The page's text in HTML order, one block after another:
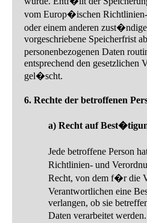
vom Europ�ischen
oder einem anderen
vorgeschriebene Speicherfrist
personenbezogenen Daten
entsprechend den gesetzlichen
gel�scht.
6. Rechte der betroffenen
a) Recht auf
Jede betroffene Person
Richtlinien- und
Recht, von dem f�r die
Verantwortlichen eine
verlangen, ob sie
Daten verarbeitet